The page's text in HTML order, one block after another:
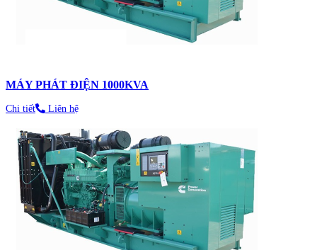
MÁY PHÁT ĐIỆN 1000KVA
Chi tiết Liên hệ